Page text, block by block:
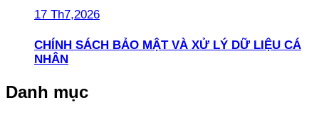
17 Th7,2026
CHÍNH SÁCH BẢO MẬT VÀ XỬ LÝ DỮ LIỆU CÁ
NHÂN
Danh mục